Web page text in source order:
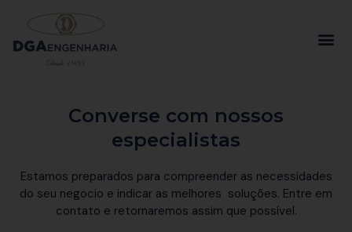
Converse com nossos
especialistas
Estamos preparados para compreender as necessidades
do seu negocio e indicar as melhores soluções. Entre em
contato e retornaremos assim que possível.